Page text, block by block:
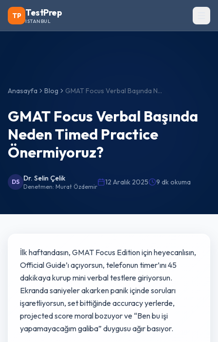
TP TestPrep
ISTANBUL
Anasayfa Blog GMAT Focus Verbal Başında Neden Timed Practice Önermiyoruz?
GMAT Focus Verbal Başında
Neden Timed Practice
Önermiyoruz?
DS Dr. Selin Çelik
Denetmen: Murat Özdemir
12 Aralık 2025 9 dk okuma
İlk haftandasın, GMAT Focus Edition için heyecanlısın,
Official Guide’ı açıyorsun, telefonun timer’ını 45
dakikaya kurup mini verbal testlere giriyorsun.
Ekranda saniyeler akarken panik içinde soruları
işaretliyorsun, set bittiğinde accuracy yerlerde,
projected score moral bozuyor ve “Ben bu işi
yapamayacağım galiba” duygusu ağır basıyor.